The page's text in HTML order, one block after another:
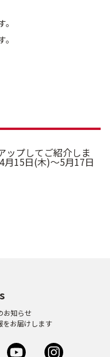
。
お知らせ
をお届けします